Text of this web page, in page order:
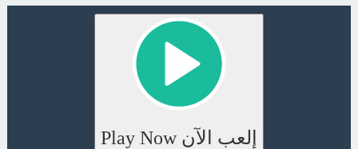
إلعب الآن Play Now